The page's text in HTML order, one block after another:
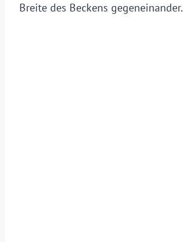
Breite des Beckens gegeneinander.